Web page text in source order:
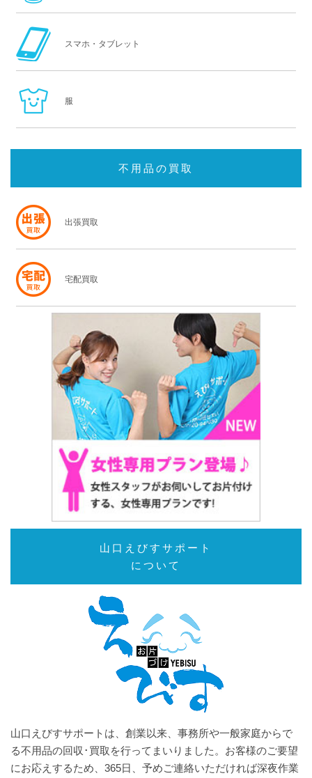
スマホ・タブレット
服
不用品の買取
出張買取
宅配買取
山口えびすサポート
について
山口えびすサポートは、創業以来、事務所や一般家庭からで
る不用品の回収･買取を行ってまいりました。お客様のご要望
にお応えするため、365日、予めご連絡いただければ深夜作業